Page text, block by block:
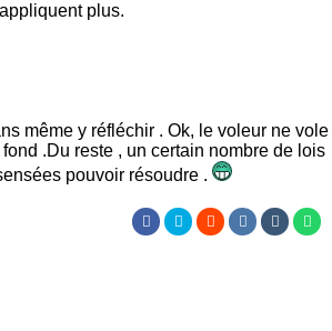
plus.
même y réfléchir . Ok, le voleur ne vole
.Du reste , un certain nombre de lois
pouvoir résoudre .